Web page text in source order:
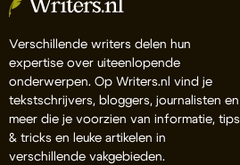
Verschillende writers delen hun
expertise over uiteenlopende
onderwerpen. Op Writers.nl vind je
tekstschrijvers, bloggers, journalisten en
meer die je voorzien van informatie, tips
& tricks en leuke artikelen in
verschillende vakgebieden.